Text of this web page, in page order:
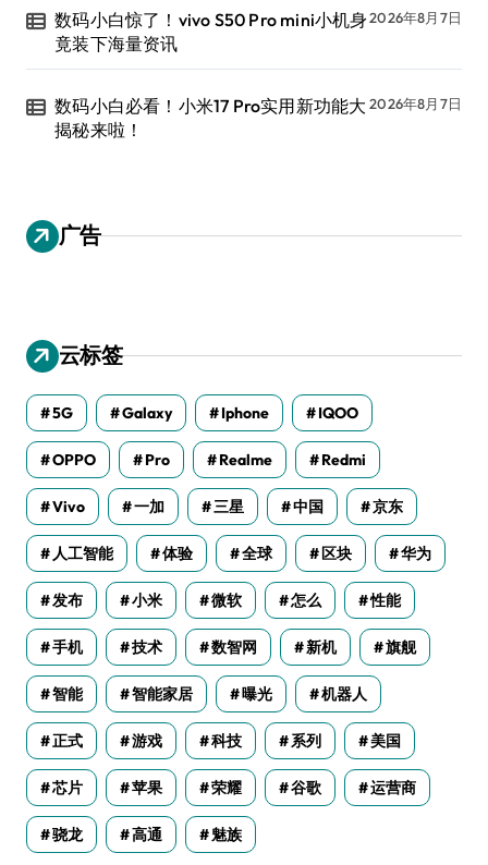
数码小白惊了！vivo S50 Pro mini小机身
竟装下海量资讯
2026年8月7日
数码小白必看！小米17 Pro实用新功能大
揭秘来啦！
2026年8月7日
广告
云标签
5G Galaxy Iphone IQOO
OPPO Pro Realme Redmi
Vivo 一加 三星 中国 京东
人工智能 体验 全球 区块 华为
发布 小米 微软 怎么 性能
手机 技术 数智网 新机 旗舰
智能 智能家居 曝光 机器人
正式 游戏 科技 系列 美国
芯片 苹果 荣耀 谷歌 运营商
骁龙 高通 魅族